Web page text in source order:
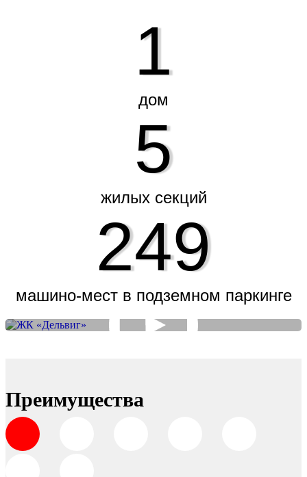
1
дом
5
жилых секций
249
машино-мест в подземном паркинге
Преимущества